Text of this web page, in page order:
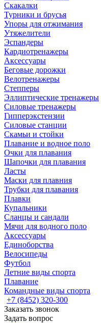
Скакалки
Турники и брусья
Упоры для отжимания
Утяжелители
Эспандеры
Кардиотренажеры
Аксессуары
Беговые дорожки
Велотренажеры
Степперы
Эллиптические тренажеры
Силовые тренажеры
Гипперэкстензии
Силовые станции
Скамьи и стойки
Плавание и водное поло
Очки для плавания
Шапочки для плавания
Ласты
Маски для плавния
Трубки для плавания
Плавки
Купальники
Сланцы и сандали
Мячи для водного поло
Аксессуары
Единоборства
Велосипеды
Футбол
Летние виды спорта
Плавание
Командные виды спорта
+7 (8452) 320-300
Заказать звонок
Задать вопрос